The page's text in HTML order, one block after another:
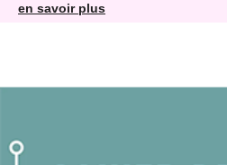
en savoir plus